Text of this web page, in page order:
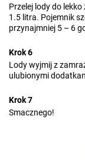
Przelej lody do
1.5 litra. Pojemnik
przynajmniej 5 – 6
Krok 6
Lody wyjmij z
ulubionymi
Krok 7
Smacznego!